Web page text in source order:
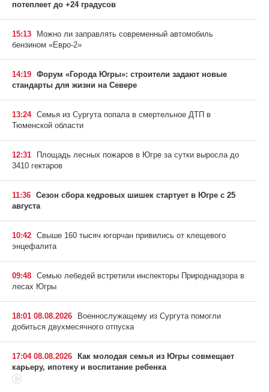
потеплеет до +24 градусов
15:13
Можно ли заправлять современный автомобиль
бензином «Евро-2»
14:19 Форум «Города Югры»: строители задают новые
стандарты для жизни на Севере
13:24 Семья из Сургута попала в смертельное ДТП в
Тюменской области
12:31
Площадь лесных пожаров в Югре за сутки выросла до
3410 гектаров
11:36 Сезон сбора кедровых шишек стартует в Югре с 25
августа
10:42 Свыше 160 тысяч югорчан привились от клещевого
энцефалита
09:48 Семью лебедей встретили инспекторы Природнадзора в
лесах Югры
18:01 08.08.2026
Военнослужащему из Сургута помогли
добиться двухмесячного отпуска
17:04 08.08.2026
Как молодая семья из Югры совмещает
карьеру, ипотеку и воспитание ребенка